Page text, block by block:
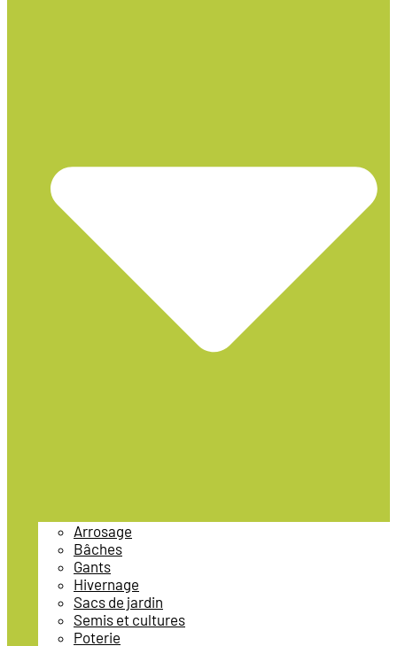
Arrosage
Bâches
Gants
Hivernage
Sacs de jardin
Semis et cultures
Poterie